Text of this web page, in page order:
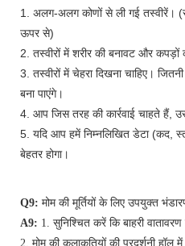
1. अलग-अलग कोणों से ली गई तस्वीरें।
ऊपर से)
2. तस्वीरों में शरीर की बनावट और कपड़ों
3. तस्वीरों में चेहरा दिखना चाहिए।
बना पाएंगे।
4. आप जिस तरह की कार्रवाई चाहते हैं,
5. यदि आप हमें निम्नलिखित डेटा (कद,
बेहतर होगा।
Q9: मोम की मूर्तियों के लिए उपयुक्त
A9: 1. सुनिश्चित करें कि बाहरी
2. मोम की कलाकृतियों की प्रदर्शनी